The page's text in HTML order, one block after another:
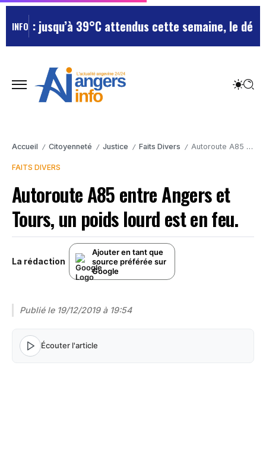
INFO 39°C attendus cette semaine, le
Accueil / Citoyenneté / Justice / Faits Divers / Autoroute A85 entre Angers et Tours, un poids lourd est en feu.
FAITS DIVERS
Autoroute A85 entre Angers et
Tours, un poids lourd est en feu.
La rédaction
Ajouter en tant que
source préférée sur
Google
Publié le 19/12/2019 à 19:54
Écouter l'article